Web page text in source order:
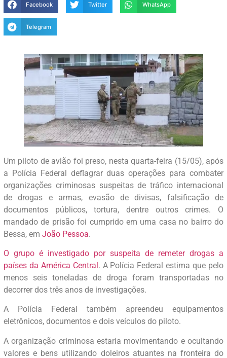
Facebook Twitter WhatsApp
Telegram
Um piloto de avião foi preso, nesta quarta-feira (15/05), após
a Polícia Federal deflagrar duas operações para combater
organizações criminosas suspeitas de tráfico internacional
de drogas e armas, evasão de divisas, falsificação de
documentos públicos, tortura, dentre outros crimes. O
mandado de prisão foi cumprido em uma casa no bairro do
Bessa, em João Pessoa.
O grupo é investigado por suspeita de remeter drogas a
países da América Central. A Polícia Federal estima que pelo
menos seis toneladas de droga foram transportadas no
decorrer dos três anos de investigações.
A Polícia Federal também apreendeu equipamentos
eletrônicos, documentos e dois veículos do piloto.
A organização criminosa estaria movimentando e ocultando
valores e bens utilizando doleiros atuantes na fronteira do